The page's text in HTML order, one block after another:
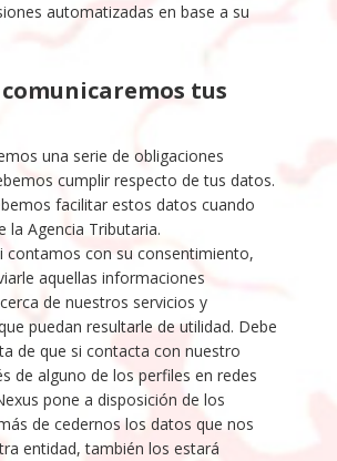
automatizadas en base a su
comunicaremos tus
una serie de obligaciones
cumplir respecto de tus datos.
facilitar estos datos cuando
la Agencia Tributaria.
contamos con su consentimiento,
aquellas informaciones
de nuestros servicios y
puedan resultarle de utilidad. Debe
de que si contacta con nuestro
de alguno de los perfiles en redes
pone a disposición de los
de cedernos los datos que nos
entidad, también los estará